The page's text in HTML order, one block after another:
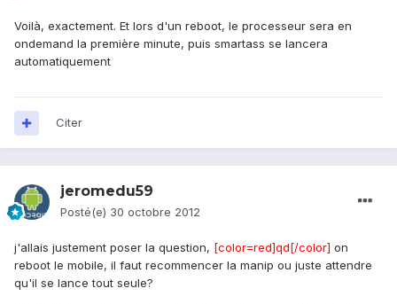
Voilà, exactement. Et lors d'un reboot, le processeur sera en
ondemand la première minute, puis smartass se lancera
automatiquement
Citer
jeromedu59
Posté(e) 30 octobre 2012
j'allais justement poser la question, [color=red]qd[/color] on
reboot le mobile, il faut recommencer la manip ou juste attendre
qu'il se lance tout seule?